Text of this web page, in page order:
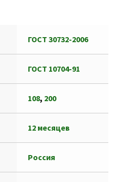
ГОСТ 30732-2006
ГОСТ 10704-91
108, 200
12 месяцев
Россия